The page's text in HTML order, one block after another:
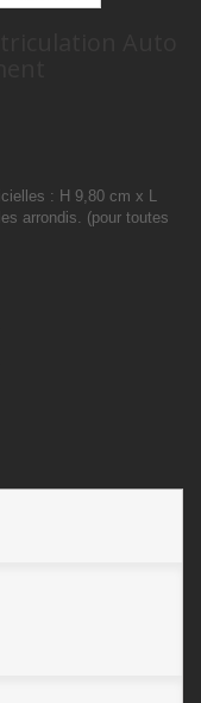
: H 9,80 cm x L
arrondis. (pour toutes